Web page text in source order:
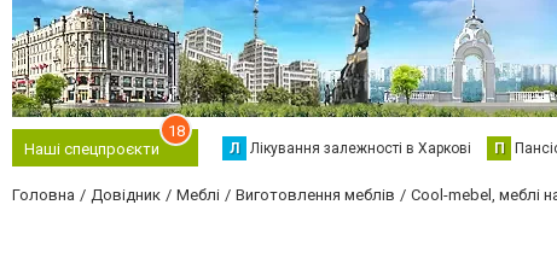
Наші спецпроєкти
18
Л Лікування залежності в Харкові П
Головна Довідник Меблі Виготовлення меблів Cool-mebel, меблі